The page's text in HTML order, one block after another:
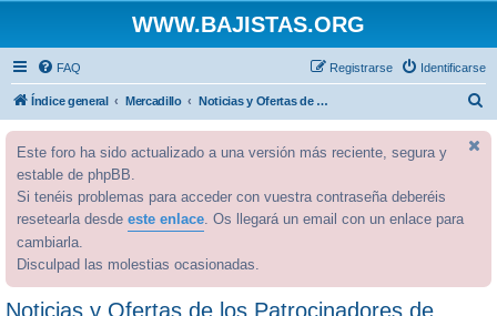
WWW.BAJISTAS.ORG
FAQ Identificarse
Registrarse
Índice general Mercadillo Noticias y Ofertas de los Patrocinadores de BORG
Este foro ha sido actualizado a una versión más reciente, segura y
estable de phpBB.
Si tenéis problemas para acceder con vuestra contraseña deberéis
resetearla desde este enlace. Os llegará un email con un enlace para
cambiarla.
Disculpad las molestias ocasionadas.
Noticias y Ofertas de los Patrocinadores de